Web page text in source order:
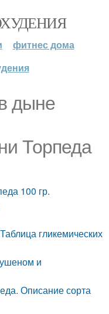
фитнес дома
дыне
Торпеда
100 гр.
гликемических
и
Описание сорта